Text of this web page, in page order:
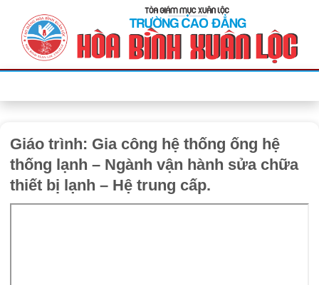
Giáo trình: Gia công hệ thống ống hệ
thống lạnh – Ngành vận hành sửa chữa
thiết bị lạnh – Hệ trung cấp.